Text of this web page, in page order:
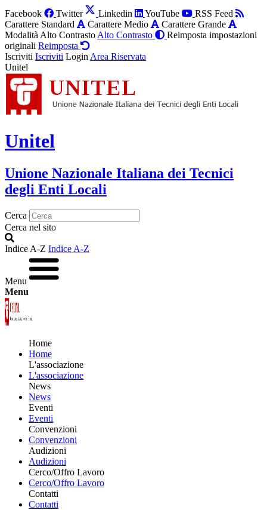
Facebook Twitter Linkedin YouTube
RSS Feed
Carattere Standard
Carattere Medio
Carattere Grande
Modalità Alto Contrasto Alto Contrasto
Reimposta impostazioni
originali Reimposta
Iscriviti Iscriviti Login Area Riservata
Unitel
Unitel
Unione Nazionale Italiana dei Tecnici
degli Enti Locali
Cerca
Cerca nel sito
Indice A-Z Indice A-Z
Menu
Menu
Home
Home
L'associazione
L'associazione
News
News
Eventi
Eventi
Convenzioni
Convenzioni
Audizioni
Audizioni
Cerco/Offro Lavoro
Cerco/Offro Lavoro
Contatti
Contatti